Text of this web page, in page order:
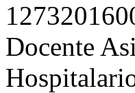
Docente